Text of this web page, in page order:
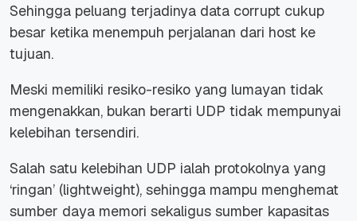
Sehingga peluang terjadinya data corrupt cukup
besar ketika menempuh perjalanan dari host ke
tujuan.
Meski memiliki resiko-resiko yang lumayan tidak
mengenakkan, bukan berarti UDP tidak mempunyai
kelebihan tersendiri.
Salah satu kelebihan UDP ialah protokolnya yang
‘ringan’ (lightweight), sehingga mampu menghemat
sumber daya memori sekaligus sumber kapasitas